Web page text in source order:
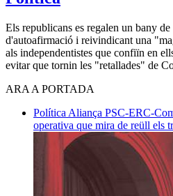
Els republicans es regalen un bany de
d'autoafirmació i reivindicant una
als independentistes que confiïn en
evitar que tornin les "retallades" de
ARA A PORTADA
Política Aliança PSC-ERC-
operativa que mira de reüll els